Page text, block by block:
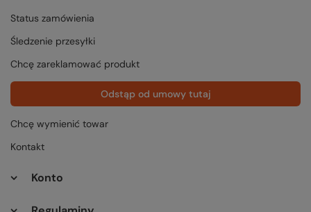
Status zamówienia
Śledzenie przesyłki
Chcę zareklamować produkt
Odstąp od umowy tutaj
Chcę wymienić towar
Kontakt
Konto